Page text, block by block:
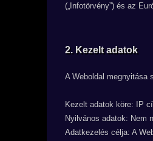
(„Infotörvény”) és az
2. Kezelt adatok
A Weboldal megnyitása
Kezelt adatok köre: IP
Nyilvános adatok: Nem
Adatkezelés célja: A